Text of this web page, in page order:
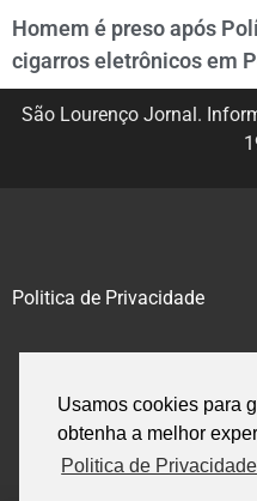
Usamos cookies para
obtenha a melhor
Politica de Privacidade
Homem é preso após
cigarros eletrônicos em
São Lourenço Jornal.
Politica de Privacidade